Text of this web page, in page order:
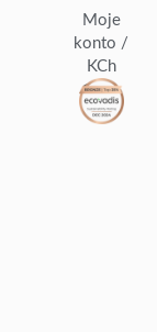
Moje
konto /
KCh